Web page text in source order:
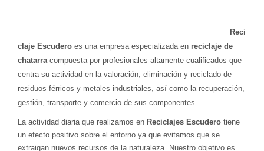
Reci
claje Escudero es una empresa especializada en reciclaje de
chatarracompuesta por profesionales altamente cualificados que
centra su actividad en la valoración, eliminación y reciclado de
residuos férricos y metales industriales, así como la recuperación,
gestión, transporte y comercio de sus componentes.
La actividad diaria que realizamos en Reciclajes Escudero tiene
un efecto positivo sobre el entorno ya que evitamos que se
extraigan nuevos recursos de la naturaleza. Nuestro objetivo es